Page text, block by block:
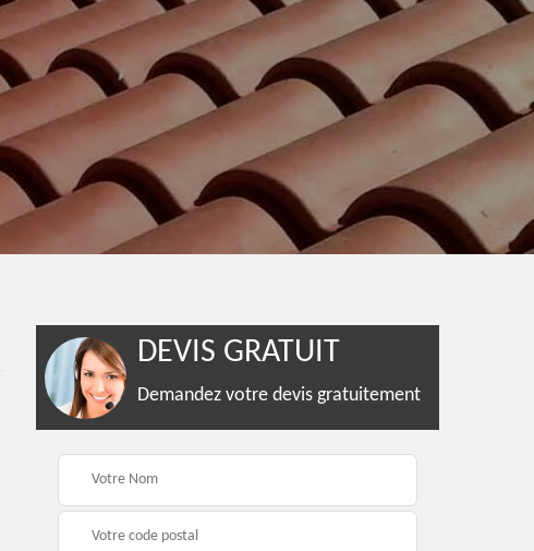
DEVIS GRATUIT
Demandez votre devis gratuitement